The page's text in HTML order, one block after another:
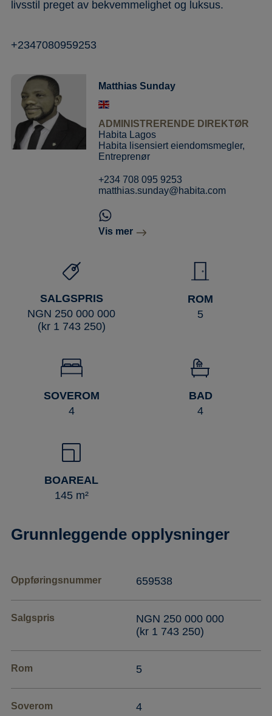
livsstil preget av bekvemmelighet og luksus.
+2347080959253
Matthias Sunday
ADMINISTRERENDE DIREKTØR
Habita Lagos
Habita lisensiert eiendomsmegler,
Entreprenør
+234 708 095 9253
matthias.sunday@habita.com
Vis mer
SALGSPRIS
NGN 250 000 000
(kr 1 743 250)
ROM
5
SOVEROM
4
BAD
4
BOAREAL
145 m²
Grunnleggende opplysninger
Oppføringsnummer 659538
Salgspris
NGN 250 000 000
(kr 1 743 250)
Rom 5
Soverom 4